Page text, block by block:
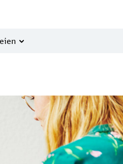
Image